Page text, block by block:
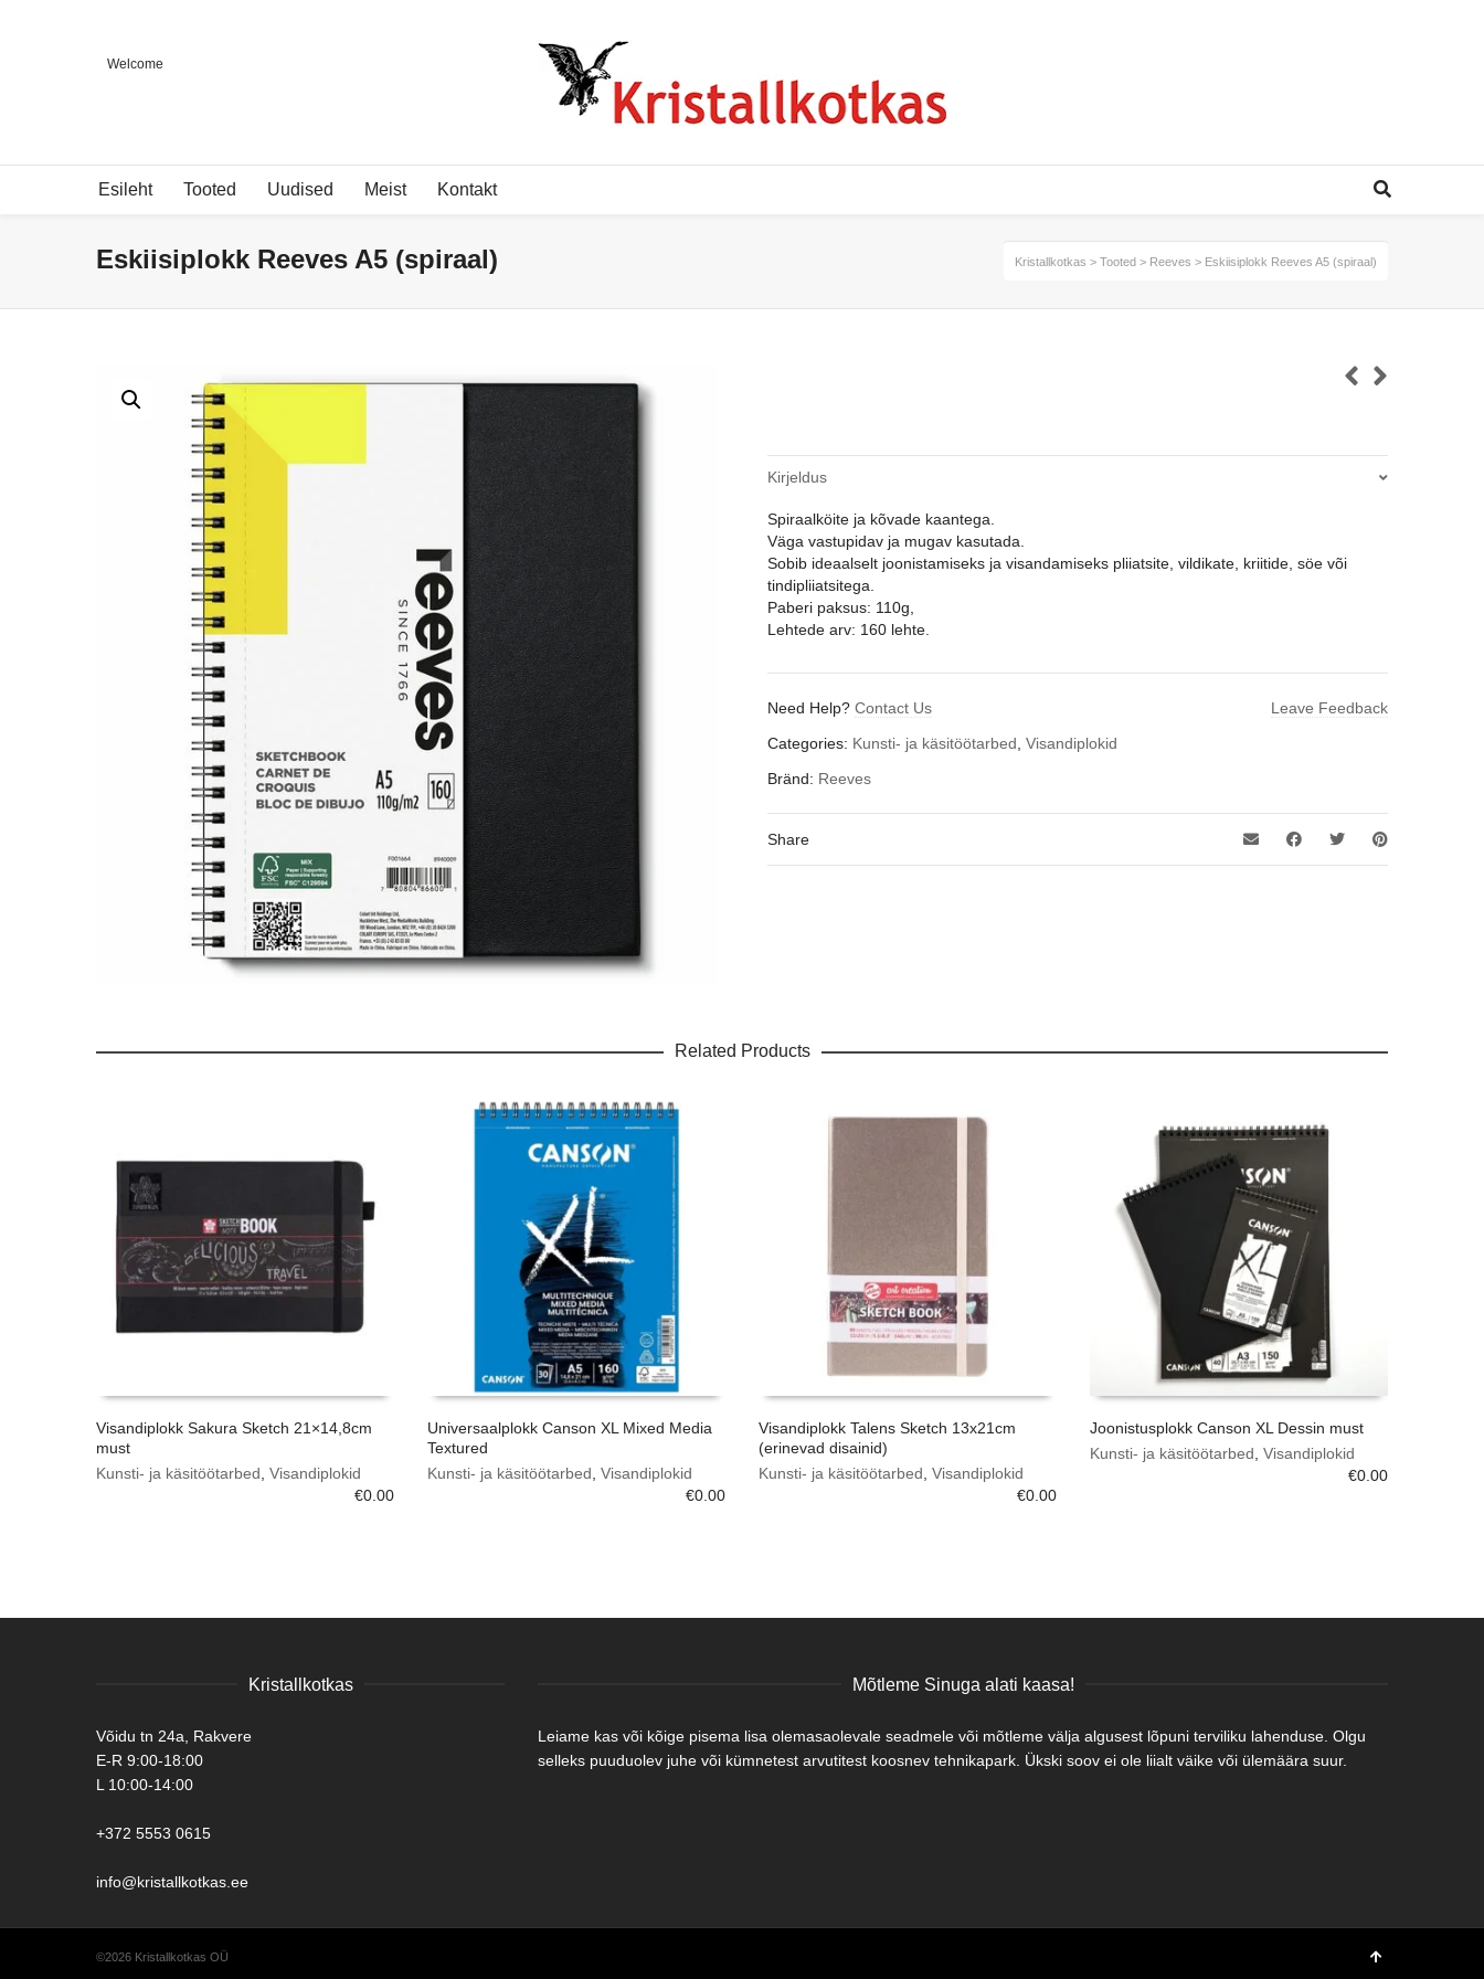
Welcome
Esileht Tooted Uudised Meist Kontakt
Eskiisiplokk Reeves A5 (spiraal) Kristallkotkas > Tooted > Reeves > Eskiisiplokk Reeves A5 (spiraal)
Kirjeldus
Spiraalköite ja kõvade kaantega.
Väga vastupidav ja mugav kasutada.
Sobib ideaalselt joonistamiseks ja visandamiseks pliiatsite, vildikate, kriitide, söe või
tindipliiatsitega.
Paberi paksus: 110g,
Lehtede arv: 160 lehte.
Need Help?Contact Us
Leave Feedback
Categories: Kunsti- ja käsitöötarbed ,Visandiplokid
Bränd: Reeves
Share
Related Products
Visandiplokk Sakura Sketch 21×14,8cm
must
Kunsti- ja käsitöötarbed Visandiplokid
€0.00
Universaalplokk Canson XL Mixed Media
Textured
Kunsti- ja käsitöötarbed Visandiplokid
€0.00
Visandiplokk Talens Sketch 13x21cm
(erinevad disainid)
Kunsti- ja käsitöötarbed Visandiplokid
€0.00
Joonistusplokk Canson XL Dessin must
Kunsti- ja käsitöötarbed Visandiplokid
€0.00
Kristallkotkas
Võidu tn 24a, Rakvere
E-R 9:00-18:00
L 10:00-14:00
+372 5553 0615
info@kristallkotkas.ee
Mõtleme Sinuga alati kaasa!
Leiame kas või kõige pisema lisa olemasaolevale seadmele või mõtleme välja algusest lõpuni terviliku lahenduse. Olgu
selleks puuduolev juhe või kümnetest arvutitest koosnev tehnikapark. Ükski soov ei ole liialt väike või ülemäära suur.
©2026 Kristallkotkas OÜ